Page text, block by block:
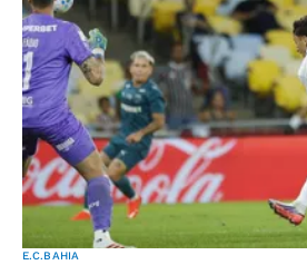
E.C.BAHIA